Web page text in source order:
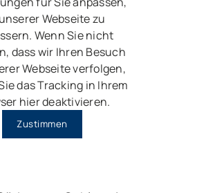
Webseite zu
Wenn Sie nicht
dass wir Ihren Besuch
Webseite verfolgen,
das Tracking in Ihrem
hier deaktivieren.
Zustimmen